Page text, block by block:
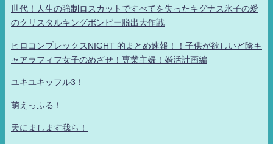
世代！人生の強制ロスカットですべてを失ったキグナス氷子の愛
のクリスタルキングボンビー脱出大作戦
ヒロコンプレックスNIGHT 的まとめ速報！！子供が欲しいど陰キ
ャアラフィフ女子のめざせ！専業主婦！婚活計画編
ユキユキッフル3！
萌えっふる！
天にまします我ら！